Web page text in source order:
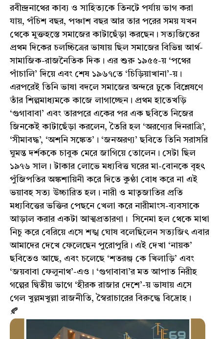
রবীন্দ্রনাথের কাব্য ও সাহিত্যকে তিনটে পর্যায় ভাগ করা
যায়, পঁচিশ বছর, পঞ্চাশ বছর আর তার পরের সময় যখন
থেকে মুক্তহস্তে সমাজের কাটাছেঁড়া করছেন। সত্যজিতের
প্রথম দিকের চলচ্চিত্রের ভাষায় ছিল সমাজের বিভিন্ন আর্থ-
সামাজিক-রাজনৈতিক দিক। এর শুরু ১৯৫৫-য় ‘পথের
পাঁচালি’ দিয়ে এবং শেষ ১৯৬৭তে ‘চিড়িয়াখানা’-য়।
এরপরেই তিনি ভাষা বদলে সমাজের অন্দরে ঢুকে বিশ্লেষণে
তাঁর শিল্পমাধ্যমকে কাজে লাগাচ্ছেন। প্রথম হাতেখড়ি
‘গুগাবাবা’ এবং তারপরে একের পর এক ছবিতে নিজের
জিনকেই কাটাছেঁড়া করলেন, তৈরি হল ‘অরণ্যের দিনরাত্রি’,
‘সীমাবদ্ধ’, ‘অশনি সঙ্কেত’। ‘জনঅরণ্য’ ছবিতে তিনি সরাসরি
ঘুমন্ত দর্শককে চাবুক মেরে জাগিয়ে তোলেন। সেটা ছিল
১৯৭৬ সাল। টাকার লোভে মধ্যবিত্ত ঘরের মা-বোনকে বৃহৎ
পুঁজিপতির অঙ্কশায়িনী করে দিতে কুণ্ঠা বোধ করে না এই
ভয়াবহ সত্য উচ্চারিত হল। নারী ও মাতৃজাতির প্রতি
মধ্যবিত্তের ভক্তির পেছনে খেলা করে নারীমাংস-ব্যবসাকে
আড়াল করার একটা আত্মপ্রতারণা। সিনেমা হল থেকে মাথা
নিচু করে বেরিয়ে এসে শঙ্খ ঘোষ বলেছিলেন সত্যজিৎ এবার
আমাদের দেখে ফেলেছেন পুরোপুরি। এই দেখা ‘নায়ক’
ছবিতেও আছে, এবং চলেছে ‘শতরঞ্জ কে খিলাড়ি’ এবং
‘জয়বাবা ফেলুনাথ’-এও। ‘গুগাবাবা’র মত আপাত নিরীহ
গল্পের দ্বিতীয় ভাগে ‘হীরক রাজার দেশে’-য় ভাষায় এসে
গেল খুল্লমখুল্লা রাজনীতি, স্বৈরাচারের বিরুদ্ধে বিদ্রোহ।
🍂